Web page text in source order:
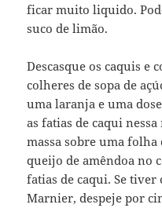
ficar muito liquido.
suco de limão.
Descasque os caquis e
colheres de sopa de
uma laranja e uma
as fatias de caqui
massa sobre uma folha
queijo de amêndoa no
fatias de caqui. Se tiver
Marnier, despeje por